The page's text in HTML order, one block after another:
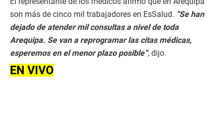
son más de cinco mil trabajadores en EsSalud. “Se han
dejado de atender mil consultas a nivel de toda
Arequipa. Se van a reprogramar las citas médicas,
esperemos en el menor plazo posible”, dijo.
EN VIVO